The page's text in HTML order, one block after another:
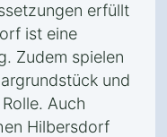
erfüllt
ist eine
Zudem spielen
und
Auch
Hilbersdorf